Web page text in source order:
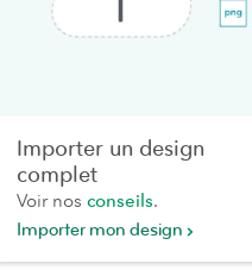
Importer un design
complet
Voir nos conseils.
Importer mon design